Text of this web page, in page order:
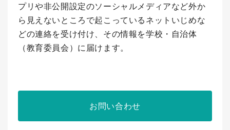
プリや非公開設定のソーシャルメディアなど外か
ら見えないところで起こっているネットいじめな
どの連絡を受け付け、その情報を学校・自治体
（教育委員会）に届けます。
お問い合わせ